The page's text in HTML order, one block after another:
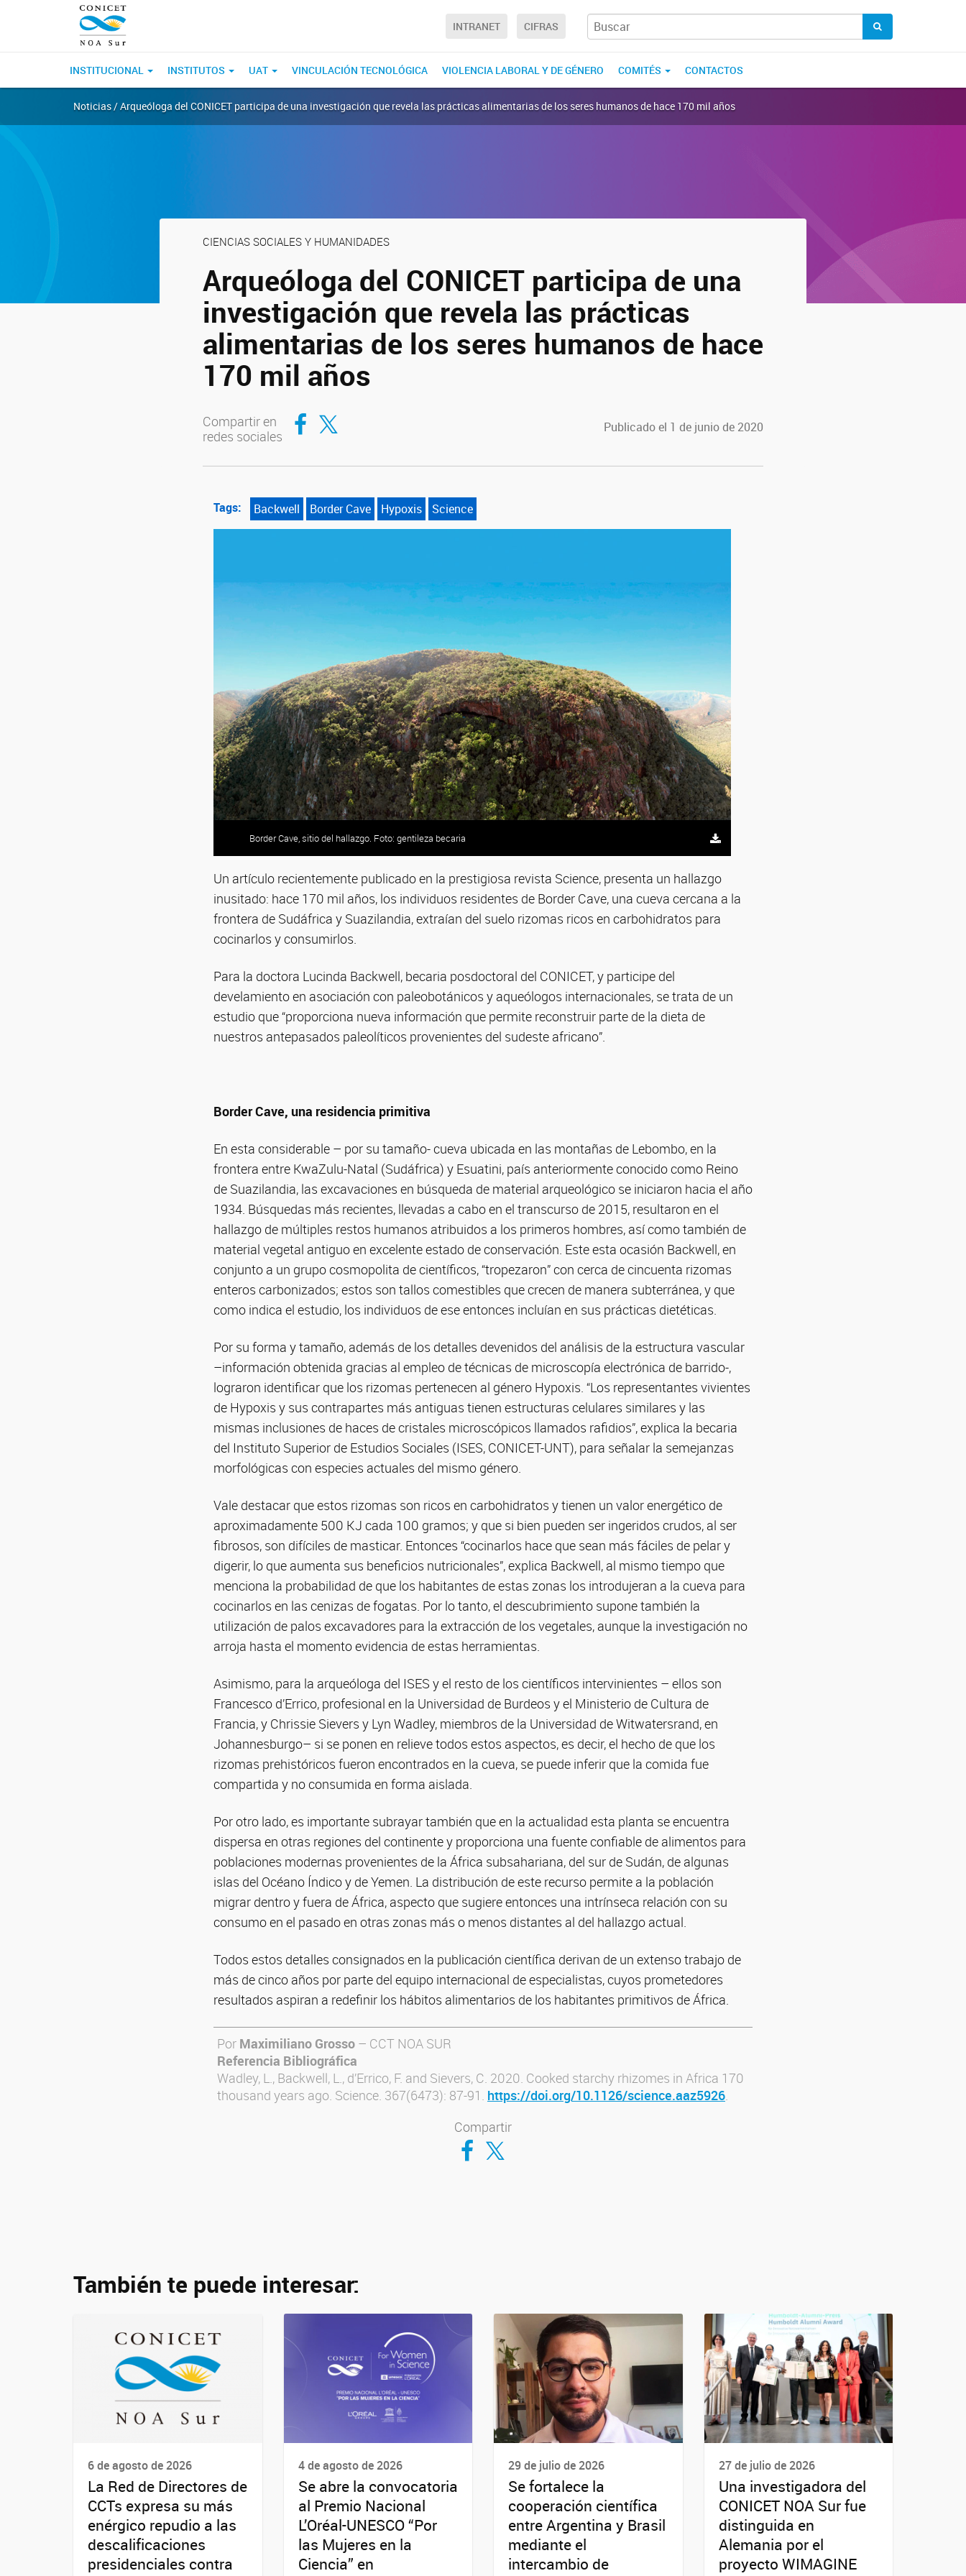
INTRANET CIFRAS
INSTITUCIONAL INSTITUTOS UAT VINCULACIÓN TECNOLÓGICA VIOLENCIA LABORAL Y DE GÉNERO COMITÉS CONTACTOS
Noticias / Arqueóloga del CONICET participa de una investigación que revela las prácticas alimentarias de los seres humanos de hace 170 mil años
CIENCIAS SOCIALES Y HUMANIDADES
Arqueóloga del CONICET participa de una
investigación que revela las prácticas
alimentarias de los seres humanos de hace
170 mil años
Compartir en
redes sociales
Compartir en Facebook
Compartir en Twitter Publicado el 1 de junio de 2020
Tags: Backwell Border Cave Hypoxis Science
Border Cave, sitio del hallazgo. Foto: gentileza becaria
Un artículo recientemente publicado en la prestigiosa revista Science, presenta un hallazgo
inusitado: hace 170 mil años, los individuos residentes de Border Cave, una cueva cercana a la
frontera de Sudáfrica y Suazilandia, extraían del suelo rizomas ricos en carbohidratos para
cocinarlos y consumirlos.
Para la doctora Lucinda Backwell, becaria posdoctoral del CONICET, y participe del
develamiento en asociación con paleobotánicos y aqueólogos internacionales, se trata de un
estudio que “proporciona nueva información que permite reconstruir parte de la dieta de
nuestros antepasados paleolíticos provenientes del sudeste africano”.
Border Cave, una residencia primitiva
En esta considerable – por su tamaño- cueva ubicada en las montañas de Lebombo, en la
frontera entre KwaZulu-Natal (Sudáfrica) y Esuatini, país anteriormente conocido como Reino
de Suazilandia, las excavaciones en búsqueda de material arqueológico se iniciaron hacia el año
1934. Búsquedas más recientes, llevadas a cabo en el transcurso de 2015, resultaron en el
hallazgo de múltiples restos humanos atribuidos a los primeros hombres, así como también de
material vegetal antiguo en excelente estado de conservación. Este esta ocasión Backwell, en
conjunto a un grupo cosmopolita de científicos, “tropezaron” con cerca de cincuenta rizomas
enteros carbonizados; estos son tallos comestibles que crecen de manera subterránea, y que
como indica el estudio, los individuos de ese entonces incluían en sus prácticas dietéticas.
Por su forma y tamaño, además de los detalles devenidos del análisis de la estructura vascular
–información obtenida gracias al empleo de técnicas de microscopía electrónica de barrido-,
lograron identificar que los rizomas pertenecen al género Hypoxis. “Los representantes vivientes
de Hypoxis y sus contrapartes más antiguas tienen estructuras celulares similares y las
mismas inclusiones de haces de cristales microscópicos llamados rafidios”, explica la becaria
del Instituto Superior de Estudios Sociales (ISES, CONICET-UNT), para señalar la semejanzas
morfológicas con especies actuales del mismo género.
Vale destacar que estos rizomas son ricos en carbohidratos y tienen un valor energético de
aproximadamente 500 KJ cada 100 gramos; y que si bien pueden ser ingeridos crudos, al ser
fibrosos, son difíciles de masticar. Entonces “cocinarlos hace que sean más fáciles de pelar y
digerir, lo que aumenta sus beneficios nutricionales”, explica Backwell, al mismo tiempo que
menciona la probabilidad de que los habitantes de estas zonas los introdujeran a la cueva para
cocinarlos en las cenizas de fogatas. Por lo tanto, el descubrimiento supone también la
utilización de palos excavadores para la extracción de los vegetales, aunque la investigación no
arroja hasta el momento evidencia de estas herramientas.
Asimismo, para la arqueóloga del ISES y el resto de los científicos intervinientes – ellos son
Francesco d’Errico, profesional en la Universidad de Burdeos y el Ministerio de Cultura de
Francia, y Chrissie Sievers y Lyn Wadley, miembros de la Universidad de Witwatersrand, en
Johannesburgo– si se ponen en relieve todos estos aspectos, es decir, el hecho de que los
rizomas prehistóricos fueron encontrados en la cueva, se puede inferir que la comida fue
compartida y no consumida en forma aislada.
Por otro lado, es importante subrayar también que en la actualidad esta planta se encuentra
dispersa en otras regiones del continente y proporciona una fuente confiable de alimentos para
poblaciones modernas provenientes de la África subsahariana, del sur de Sudán, de algunas
islas del Océano Índico y de Yemen. La distribución de este recurso permite a la población
migrar dentro y fuera de África, aspecto que sugiere entonces una intrínseca relación con su
consumo en el pasado en otras zonas más o menos distantes al del hallazgo actual.
Todos estos detalles consignados en la publicación científica derivan de un extenso trabajo de
más de cinco años por parte del equipo internacional de especialistas, cuyos prometedores
resultados aspiran a redefinir los hábitos alimentarios de los habitantes primitivos de África.
Por Maximiliano Grosso – CCT NOA SUR
Referencia Bibliográfica
Wadley, L., Backwell, L., d’Errico, F. and Sievers, C. 2020. Cooked starchy rhizomes in Africa 170
thousand years ago. Science. 367(6473): 87-91. https://doi.org/10.1126/science.aaz5926.
Compartir
Compartir en Facebook
Compartir en Twitter
También te puede interesar:
6 de agosto de 2026
La Red de Directores de
CCTs expresa su más
enérgico repudio a las
descalificaciones
presidenciales contra
4 de agosto de 2026
Se abre la convocatoria
al Premio Nacional
L’Oréal-UNESCO “Por
las Mujeres en la
Ciencia” en
29 de julio de 2026
Se fortalece la
cooperación científica
entre Argentina y Brasil
mediante el
intercambio de
27 de julio de 2026
Una investigadora del
CONICET NOA Sur fue
distinguida en
Alemania por el
proyecto WIMAGINE